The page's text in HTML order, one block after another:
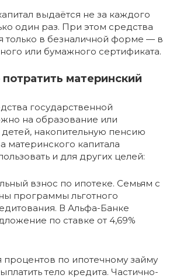
выдаётся не за каждого
один раз. При этом средства
только в безналичной форме — в
или бумажного сертификата.
материнский
государственной
на образование или
накопительную пенсию
материнского капитала
и для других целей:
взнос по ипотеке. Семьям с
программы льготного
В Альфа-Банке
по ставке от 4,69%
по ипотечному займу
тело кредита. Частично-